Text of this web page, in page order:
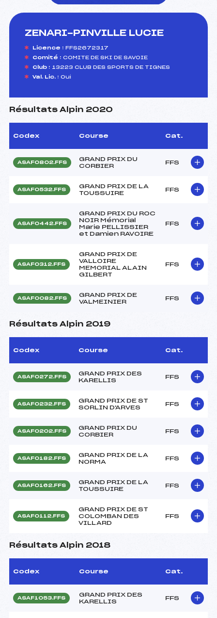
ZENARI-PINVILLE LUCIE
Licence : FFS2672317
Comité : COMITE DE SKI DE SAVOIE
Club : 13223 CLUB DES SPORTS DE TIGNES
Val. Lic. : Oui
Résultats Alpin 2020
Codex Course Cat.
ASAF0802.FFS
GRAND PRIX DU
CORBIER
FFS
ASAF0532.FFS
GRAND PRIX DE LA
TOUSSUIRE
FFS
ASAF0442.FFS
GRAND PRIX DU ROC
NOIR Mémorial
Marie PELLISSIER
et Damien RAVOIRE
FFS
ASAF0312.FFS
GRAND PRIX DE
VALLOIRE
MEMORIAL ALAIN
GILBERT
FFS
ASAF0082.FFS
GRAND PRIX DE
VALMEINIER
FFS
Résultats Alpin 2019
Codex Course Cat.
ASAF0272.FFS
GRAND PRIX DES
KARELLIS
FFS
ASAF0232.FFS
GRAND PRIX DE ST
SORLIN D'ARVES
FFS
ASAF0202.FFS
GRAND PRIX DU
CORBIER
FFS
ASAF0182.FFS
GRAND PRIX DE LA
NORMA
FFS
ASAF0162.FFS
GRAND PRIX DE LA
TOUSSUIRE
FFS
ASAF0112.FFS
GRAND PRIX DE ST
COLOMBAN DES
VILLARD
FFS
Résultats Alpin 2018
Codex Course Cat.
ASAF1053.FFS
GRAND PRIX DES
KARELLIS
FFS